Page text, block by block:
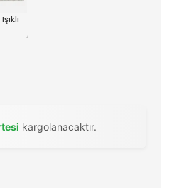
kargolanacaktır.